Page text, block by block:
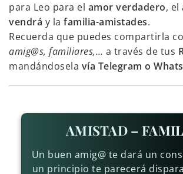
para Leo para el amor verdadero, el
vendrá y la familia-amistades.
Recuerda que puedes compartirla
amig@s, familiares,… a través de tus
mandándosela vía Telegram o
AMISTAD –
Un buen amig@ te dará un
un principio te parecerá